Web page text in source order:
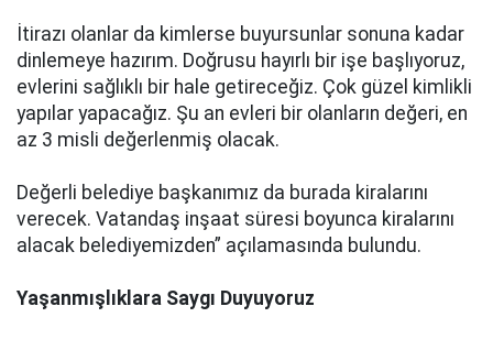
İtirazı olanlar da kimlerse buyursunlar sonuna kadar
dinlemeye hazırım. Doğrusu hayırlı bir işe başlıyoruz,
evlerini sağlıklı bir hale getireceğiz. Çok güzel kimlikli
yapılar yapacağız. Şu an evleri bir olanların değeri, en
az 3 misli değerlenmiş olacak.
Değerli belediye başkanımız da burada kiralarını
verecek. Vatandaş inşaat süresi boyunca kiralarını
alacak belediyemizden” açılamasında bulundu.
Yaşanmışlıklara Saygı Duyuyoruz